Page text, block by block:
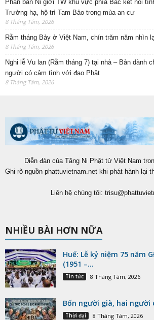
Phân ban Ni giới TW khu vực phía Bắc kết nối
Trường hạ, hộ trì Tam Bảo trong mùa an cư
8 Tháng Tám, 2026
Rằm tháng Bảy ở Việt Nam, chín trăm năm nhìn
8 Tháng Tám, 2026
Nghi lễ Vu lan (Rằm tháng 7) tại nhà – Bản dành
người có cảm tình với đạo Phật
8 Tháng Tám, 2026
Diễn đàn của Tăng Ni Phật tử Việt Nam
Ghi rõ nguồn phattuvietnam.net khi phát hành lại
Liên hệ chúng tôi:
NHIỀU BÀI HƠN NỮA
Huế: Lễ kỷ niệm 75 năm
(1951 –...
Tin tức 8 Tháng Tám, 2026
Bốn người già, hai người
Thời đại 8 Tháng Tám, 2026